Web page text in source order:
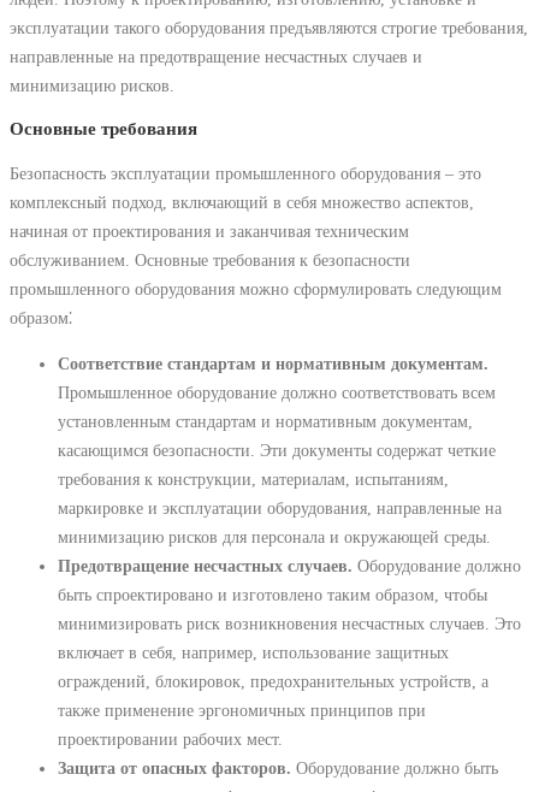
эксплуатации такого оборудования предъявляются строгие требования,
направленные на предотвращение несчастных случаев и
минимизацию рисков.
Основные требования
Безопасность эксплуатации промышленного оборудования – это
комплексный подход, включающий в себя множество аспектов,
начиная от проектирования и заканчивая техническим
обслуживанием. Основные требования к безопасности
промышленного оборудования можно сформулировать следующим
образом⁚
Соответствие стандартам и нормативным документам.
Промышленное оборудование должно соответствовать всем
установленным стандартам и нормативным документам,
касающимся безопасности. Эти документы содержат четкие
требования к конструкции, материалам, испытаниям,
маркировке и эксплуатации оборудования, направленные на
минимизацию рисков для персонала и окружающей среды.
Предотвращение несчастных случаев. Оборудование должно
быть спроектировано и изготовлено таким образом, чтобы
минимизировать риск возникновения несчастных случаев. Это
включает в себя, например, использование защитных
ограждений, блокировок, предохранительных устройств, а
также применение эргономичных принципов при
проектировании рабочих мест.
Защита от опасных факторов. Оборудование должно быть